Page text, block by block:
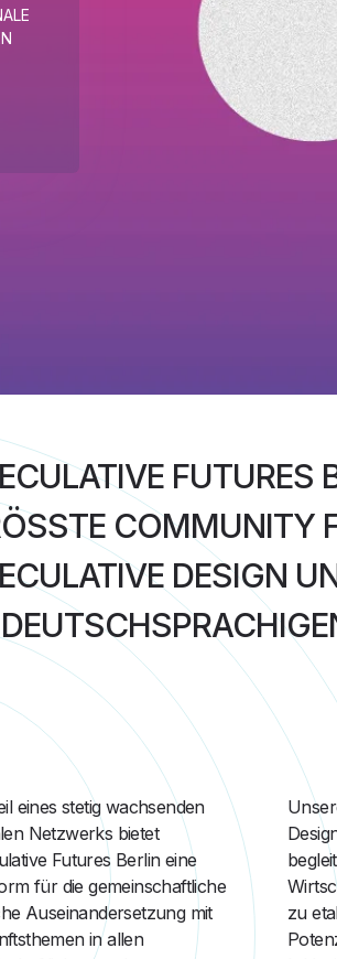
FUTURES
COMMUNITY
DESIGN
eines stetig wachsenden
Netzwerks bietet
Futures Berlin eine
für die gemeinschaftliche
Auseinandersetzung mit
in allen
zu